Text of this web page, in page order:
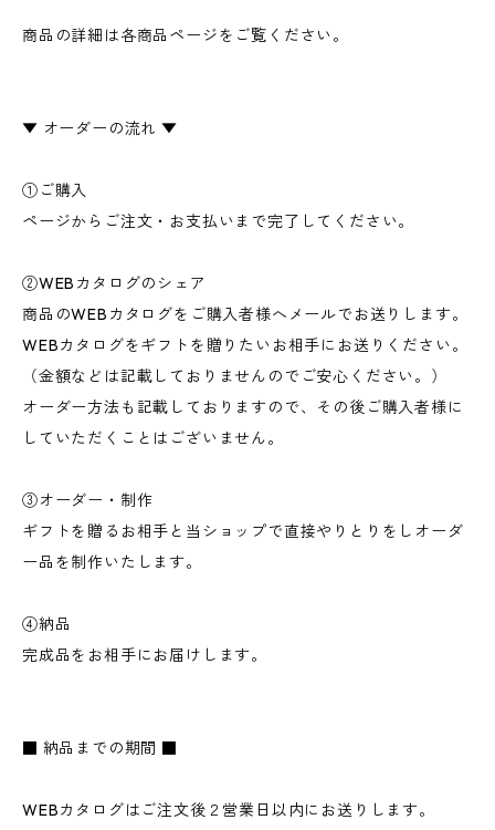
商品の詳細は各商品ページをご覧ください。
▼ オーダーの流れ ▼
①ご購入
ページからご注文・お支払いまで完了してください。
②WEBカタログのシェア
商品のWEBカタログをご購入者様へメールでお送りします。
WEBカタログをギフトを贈りたいお相手にお送りください。
（金額などは記載しておりませんのでご安心ください。）
オーダー方法も記載しておりますので、その後ご購入者様に
していただくことはございません。
③オーダー・制作
ギフトを贈るお相手と当ショップで直接やりとりをしオーダ
ー品を制作いたします。
④納品
完成品をお相手にお届けします。
■ 納品までの期間 ■
WEBカタログはご注文後２営業日以内にお送りします。